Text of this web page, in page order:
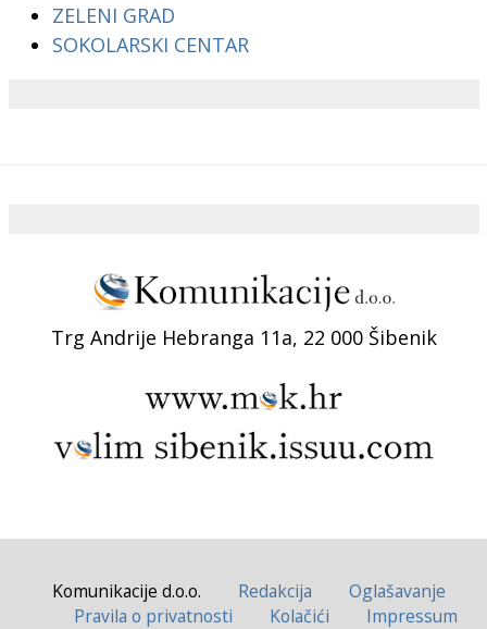
ZELENI GRAD
SOKOLARSKI CENTAR
Trg Andrije Hebranga 11a, 22 000 Šibenik
Komunikacije d.o.o. Redakcija
Oglašavanje
Pravila o privatnosti
Kolačići
Impressum